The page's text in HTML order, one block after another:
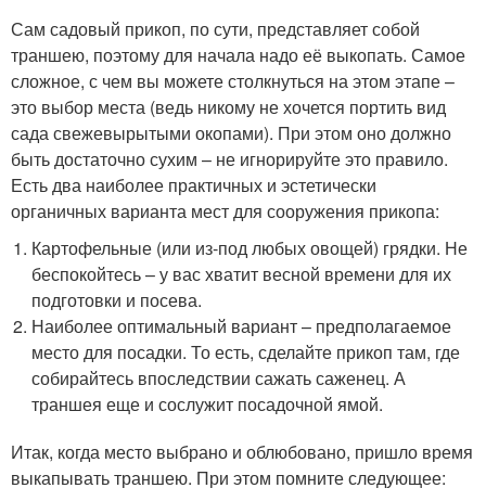
Сам садовый прикоп, по сути, представляет собой
траншею, поэтому для начала надо её выкопать. Самое
сложное, с чем вы можете столкнуться на этом этапе –
это выбор места (ведь никому не хочется портить вид
сада свежевырытыми окопами). При этом оно должно
быть достаточно сухим – не игнорируйте это правило.
Есть два наиболее практичных и эстетически
органичных варианта мест для сооружения прикопа:
Картофельные (или из-под любых овощей) грядки. Не
беспокойтесь – у вас хватит весной времени для их
подготовки и посева.
Наиболее оптимальный вариант – предполагаемое
место для посадки. То есть, сделайте прикоп там, где
собирайтесь впоследствии сажать саженец. А
траншея еще и сослужит посадочной ямой.
Итак, когда место выбрано и облюбовано, пришло время
выкапывать траншею. При этом помните следующее: